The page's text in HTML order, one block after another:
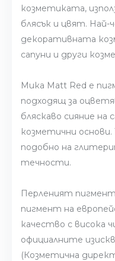
козметиката,
блясък и цвят.
декоративната
сапуни и други
Мика Matt Red е
подходящ за
бляскаво сияние на
козметични
подобно на
течности.
Перленият
пигмент на
качество с
официалните
(Козметична